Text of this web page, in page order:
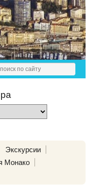
Экскурсии
Монако